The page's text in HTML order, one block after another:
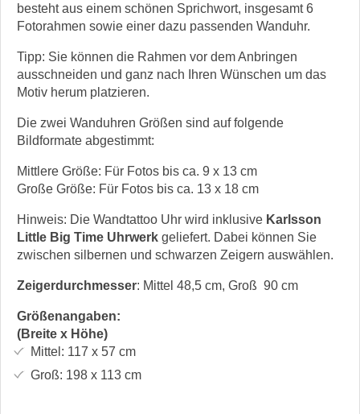
besteht aus einem schönen Sprichwort, insgesamt 6
Fotorahmen sowie einer dazu passenden Wanduhr.
Tipp: Sie können die Rahmen vor dem Anbringen
ausschneiden und ganz nach Ihren Wünschen um das
Motiv herum platzieren.
Die zwei Wanduhren Größen sind auf folgende
Bildformate abgestimmt:
Mittlere Größe: Für Fotos bis ca. 9 x 13 cm
Große Größe: Für Fotos bis ca. 13 x 18 cm
Hinweis: Die Wandtattoo Uhr wird inklusive Karlsson
Little Big Time Uhrwerk geliefert. Dabei können Sie
zwischen silbernen und schwarzen Zeigern auswählen.
Zeigerdurchmesser: Mittel 48,5 cm, Groß 90 cm
Größenangaben:
(Breite x Höhe)
Mittel: 117 x 57 cm
Groß: 198 x 113cm